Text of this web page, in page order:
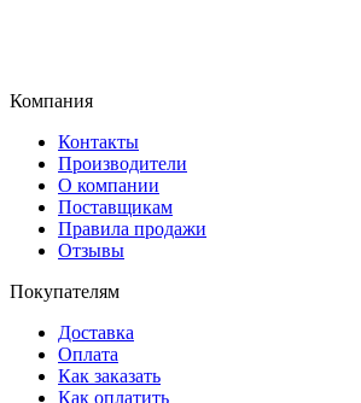
Компания
Контакты
Производители
О компании
Поставщикам
Правила продажи
Отзывы
Покупателям
Доставка
Оплата
Как заказать
Как оплатить